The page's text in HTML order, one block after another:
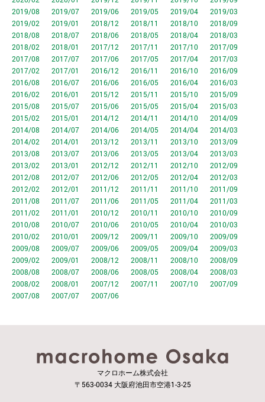
2019/08
2019/07 2019/06 2019/05 2019/04
2019/03
2019/02
2019/01 2018/12 2018/11 2018/10
2018/09
2018/08
2018/07 2018/06 2018/05 2018/04
2018/03
2018/02
2018/01 2017/12 2017/11 2017/10
2017/09
2017/08
2017/07 2017/06 2017/05 2017/04
2017/03
2017/02
2017/01 2016/12 2016/11 2016/10
2016/09
2016/08
2016/07 2016/06 2016/05 2016/04
2016/03
2016/02
2016/01 2015/12 2015/11 2015/10
2015/09
2015/08
2015/07 2015/06 2015/05 2015/04
2015/03
2015/02
2015/01 2014/12 2014/11 2014/10
2014/09
2014/08
2014/07 2014/06 2014/05 2014/04
2014/03
2014/02
2014/01 2013/12 2013/11 2013/10
2013/09
2013/08
2013/07 2013/06 2013/05 2013/04
2013/03
2013/02
2013/01 2012/12 2012/11 2012/10
2012/09
2012/08
2012/07 2012/06 2012/05 2012/04
2012/03
2012/02
2012/01 2011/12 2011/11 2011/10
2011/09
2011/08
2011/07 2011/06 2011/05 2011/04
2011/03
2011/02
2011/01 2010/12 2010/11 2010/10
2010/09
2010/08
2010/07 2010/06 2010/05 2010/04
2010/03
2010/02
2010/01 2009/12 2009/11 2009/10
2009/09
2009/08
2009/07 2009/06 2009/05 2009/04
2009/03
2009/02
2009/01 2008/12 2008/11 2008/10
2008/09
2008/08
2008/07 2008/06 2008/05 2008/04
2008/03
2008/02
2008/01 2007/12 2007/11 2007/10
2007/09
2007/08
2007/07 2007/06
マクロホーム株式会社
〒563-0034 大阪府池田市空港1-3-25